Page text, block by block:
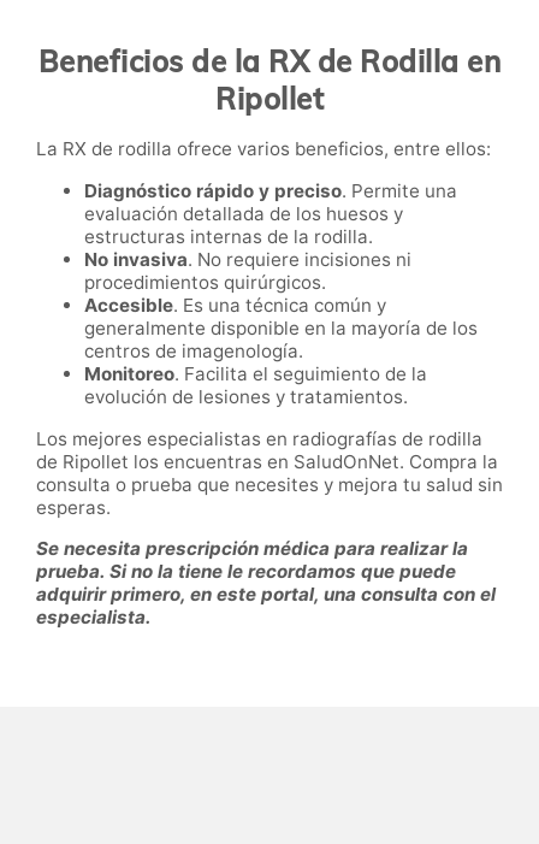
Beneficios de la RX de Rodilla en
Ripollet
La RX de rodilla ofrece varios beneficios, entre ellos:
Diagnóstico rápido y preciso. Permite una
evaluación detallada de los huesos y
estructuras internas de la rodilla.
No invasiva. No requiere incisiones ni
procedimientos quirúrgicos.
Accesible. Es una técnica común y
generalmente disponible en la mayoría de los
centros de imagenología.
Monitoreo. Facilita el seguimiento de la
evolución de lesiones y tratamientos.
Los mejores especialistas en radiografías de rodilla
de Ripollet los encuentras en SaludOnNet. Compra la
consulta o prueba que necesites y mejora tu salud sin
esperas.
Se necesita prescripción médica para realizar la
prueba. Si no la tiene le recordamos que puede
adquirir primero, en este portal, una consulta con el
especialista.